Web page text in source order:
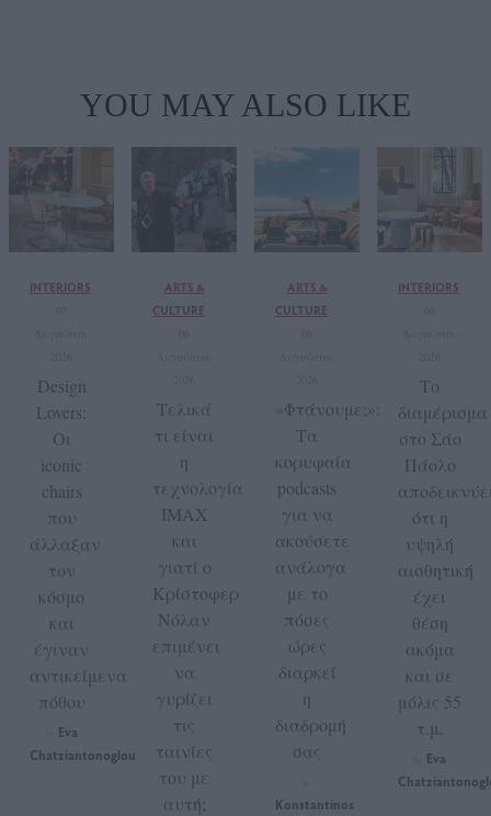
YOU MAY ALSO LIKE
INTERIORS
Design
Lovers:
Οι
iconic
chairs
που
άλλαξαν
τον
κόσμο
και
έγιναν
αντικείμενα
πόθου
Eva
Chatziantonoglou
ARTS &
CULTURE
Τελικά
τι είναι
η
τεχνολογία
IMAX
και
γιατί ο
Κρίστοφερ
Νόλαν
επιμένει
να
γυρίζει
τις
ταινίες
του με
αυτή;
ARTS &
CULTURE
«Φτάνουμε;»:
Τα
κορυφαία
podcasts
για να
ακούσετε
ανάλογα
με το
πόσες
ώρες
διαρκεί
η
διαδρομή
σας
Konstantinos
INTERIORS
Το
διαμέρισμα
στο Σάο
Πάολο
ότι η
υψηλή
αισθητική
έχει
θέση
ακόμα
και σε
μόλις 55
τ.μ.
Eva